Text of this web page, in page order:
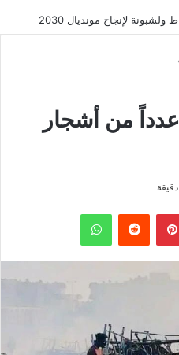
لإنجاح مونديال 2030
من أشجار
بينتيريست